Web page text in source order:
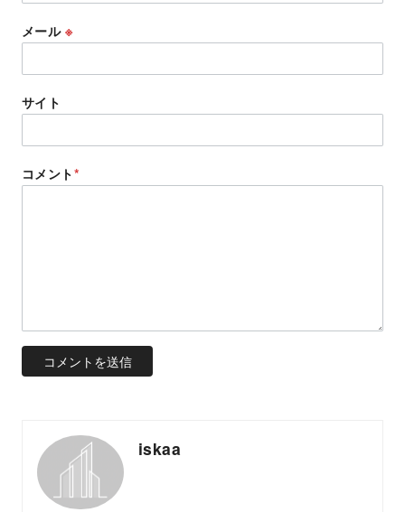
メール ※
サイト
コメント*
iskaa